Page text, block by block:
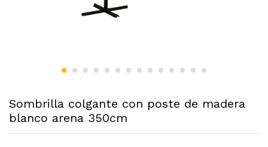
Sombrilla colgante con poste de madera
blanco arena 350cm